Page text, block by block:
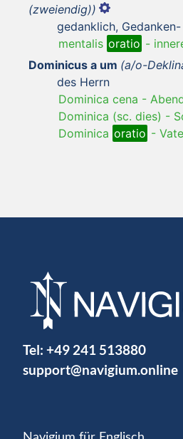
(zweiendig))
gedanklich, Gedanken-
mentalis oratio -
Dominicus a um (a/o-
des Herrn
Dominica cena -
Dominica (sc. dies) -
Dominica oratio -
Tel: +49 241 513880
support@navigium.online